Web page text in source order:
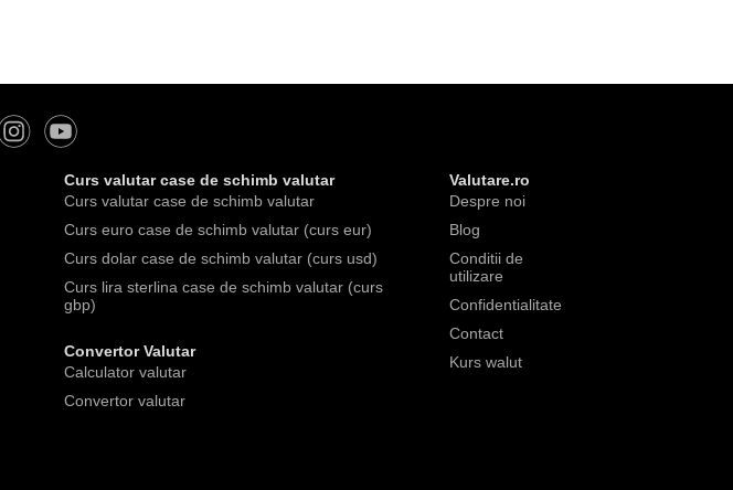
Curs valutar case de schimb valutar
Curs valutar case de schimb valutar
Curs euro case de schimb valutar (curs eur)
Curs dolar case de schimb valutar (curs usd)
Curs lira sterlina case de schimb valutar (curs
gbp)
Convertor Valutar
Calculator valutar
Convertor valutar
Valutare.ro
Despre noi
Blog
Conditii de
utilizare
Confidentialitate
Contact
Kurs walut